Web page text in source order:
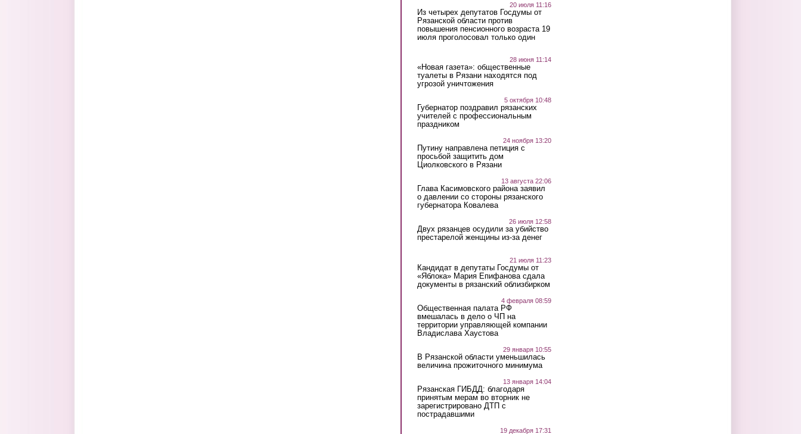
20 июля 11:16
Из четырех депутатов Госдумы от
Рязанской области против
повышения пенсионного возраста 19
июля проголосовал только один
28 июня 11:14
«Новая газета»: общественные
туалеты в Рязани находятся под
угрозой уничтожения
5 октября 10:48
Губернатор поздравил рязанских
учителей с профессиональным
праздником
24 ноября 13:20
Путину направлена петиция с
просьбой защитить дом
Циолковского в Рязани
13 августа 22:06
Глава Касимовского района заявил
о давлении со стороны рязанского
губернатора Ковалева
26 июля 12:58
Двух рязанцев осудили за убийство
престарелой женщины из-за денег
21 июля 11:23
Кандидат в депутаты Госдумы от
«Яблока» Мария Епифанова сдала
документы в рязанский облизбирком
4 февраля 08:59
Общественная палата РФ
вмешалась в дело о ЧП на
территории управляющей компании
Владислава Хаустова
29 января 10:55
В Рязанской области уменьшилась
величина прожиточного минимума
13 января 14:04
Рязанская ГИБДД: благодаря
принятым мерам во вторник не
зарегистрировано ДТП с
пострадавшими
19 декабря 17:31